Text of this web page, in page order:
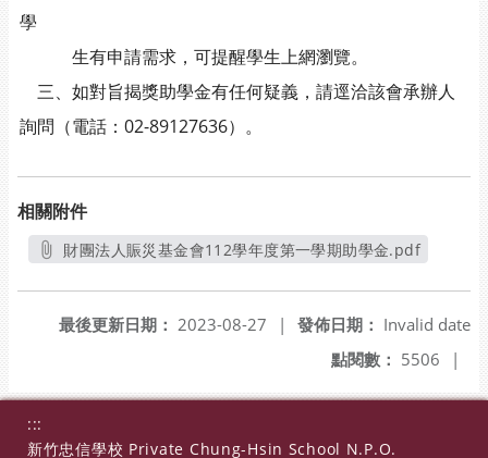
學
生有申請需求，可提醒學生上網瀏覽。
三、如對旨揭獎助學金有任何疑義，請逕洽該會承辦人
詢問（電話：02-89127636）。
相關附件
財團法人賑災基金會112學年度第一學期助學金.pdf
發佈日期： Invalid date
最後更新日期： 2023-08-27
|
點閱數： 5506 |
:::
新竹忠信學校 Private Chung-Hsin School N.P.O.